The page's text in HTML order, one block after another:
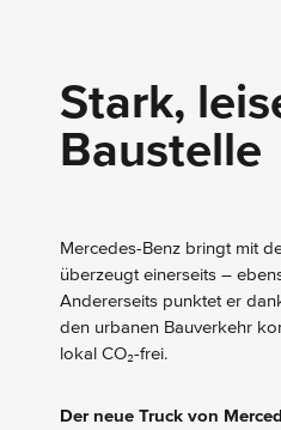
Stark,
Baustelle
Mercedes-Benz bringt mit
überzeugt einerseits –
Andererseits punktet er
den urbanen Bauverkehr
lokal CO₂-frei.
Der neue Truck von